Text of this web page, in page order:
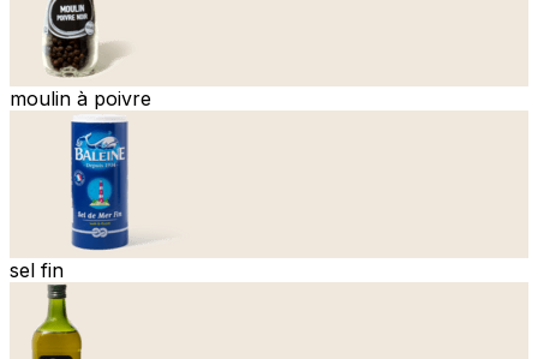
moulin à poivre
sel fin